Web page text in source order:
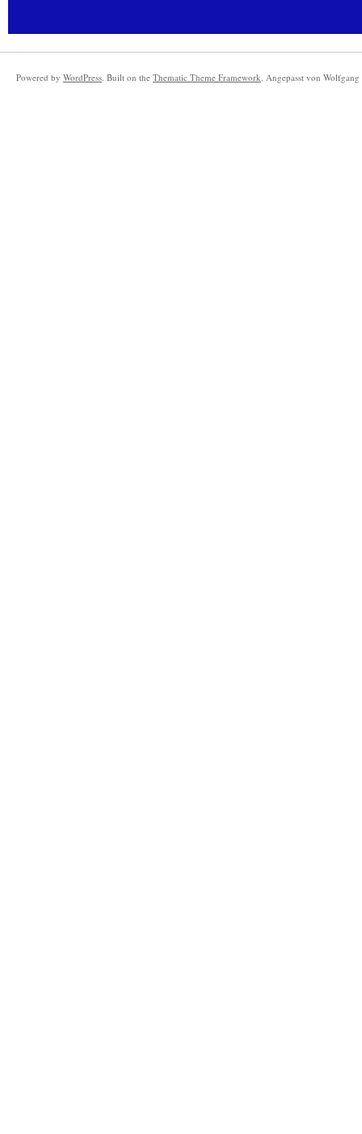
Powered by WordPress. Built on the Thematic Theme Framework. Angepasst von